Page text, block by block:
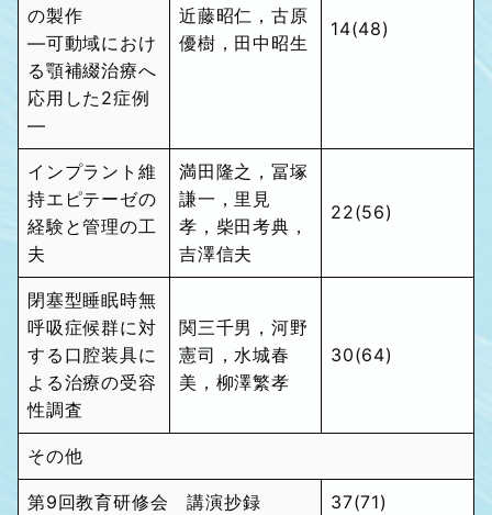
の製作
―可動域におけ
る顎補綴治療へ
応用した2症例
―
近藤昭仁，古原
優樹，田中昭生
14(48)
インプラント維
持エピテーゼの
経験と管理の工
夫
満田隆之，冨塚
謙一，里見
孝，柴田考典，
吉澤信夫
22(56)
閉塞型睡眠時無
呼吸症候群に対
する口腔装具に
よる治療の受容
性調査
関三千男，河野
憲司，水城春
美，柳澤繁孝
30(64)
その他
第9回教育研修会 講演抄録 37(71)